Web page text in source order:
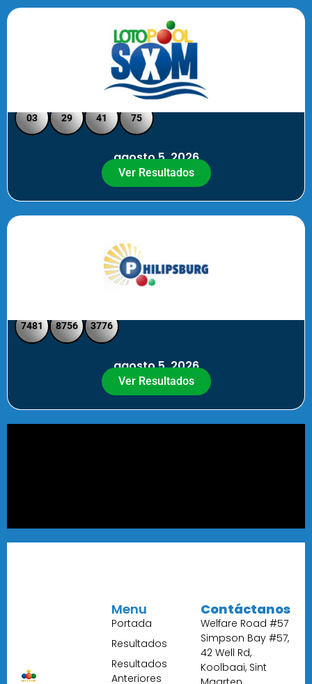
Loto Pool SXM Noche
03 29 41 75
agosto 5, 2026
Ver Resultados
7481 8756 3776
agosto 5, 2026
Ver Resultados
Menu
Portada
Resultados
Resultados
Anteriores
Contáctanos
Welfare Road #57
Simpson Bay #57,
42 Well Rd,
Koolbaai, Sint